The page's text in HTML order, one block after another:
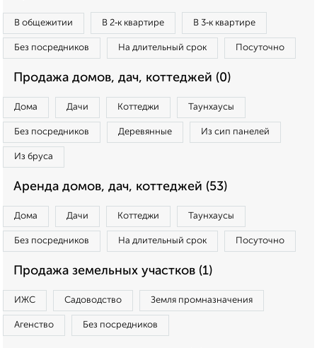
В общежитии В 2‑к квартире В 3‑к квартире
Без посредников На длительный срок Посуточно
Продажа домов, дач, коттеджей (0)
Дома Дачи Коттеджи Таунхаусы
Без посредников Деревянные Из сип панелей
Из бруса
Аренда домов, дач, коттеджей (53)
Дома Дачи Коттеджи Таунхаусы
Без посредников На длительный срок Посуточно
Продажа земельных участков (1)
ИЖС Садоводство Земля промназначения
Агенство Без посредников